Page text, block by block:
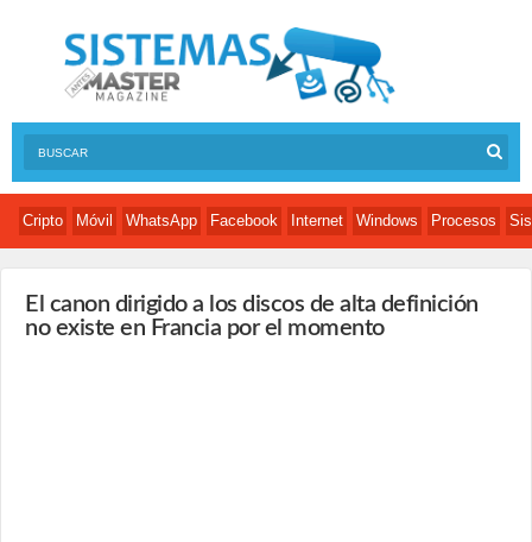
Cripto Móvil WhatsApp Facebook Internet Windows Procesos
El canon dirigido a los discos de alta definición
no existe en Francia por el momento